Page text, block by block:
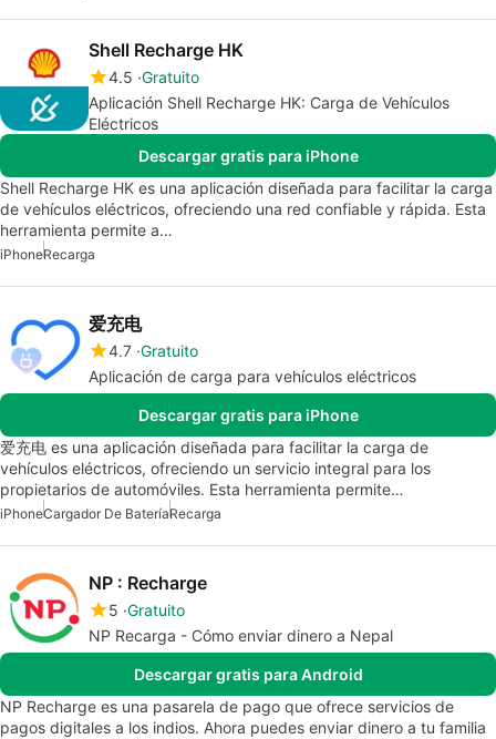
Shell Recharge HK
4.5 Gratuito
Aplicación Shell Recharge HK: Carga de Vehículos
Eléctricos
Descargar gratis para iPhone
Shell Recharge HK es una aplicación diseñada para facilitar la carga
de vehículos eléctricos, ofreciendo una red confiable y rápida. Esta
herramienta permite a…
iPhoneRecarga
爱充电
4.7 Gratuito
Aplicación de carga para vehículos eléctricos
Descargar gratis para iPhone
爱充电 es una aplicación diseñada para facilitar la carga de
vehículos eléctricos, ofreciendo un servicio integral para los
propietarios de automóviles. Esta herramienta permite…
iPhoneCargador De BateríaRecarga
NP : Recharge
5 Gratuito
NP Recarga - Cómo enviar dinero a Nepal
Descargar gratis para Android
NP Recharge es una pasarela de pago que ofrece servicios de
pagos digitales a los indios. Ahora puedes enviar dinero a tu familia